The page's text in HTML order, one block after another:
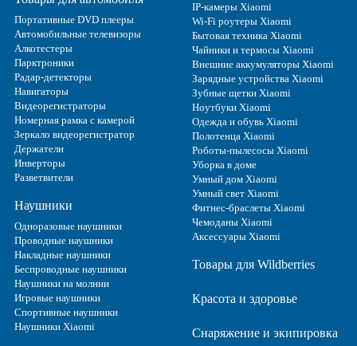
Портативные DVD плееры
Автомобильные телевизоры
Алкотестеры
Парктроники
Радар-детекторы
Навигаторы
Видеорегистраторы
Номерная рамка с камерой
Зеркало видеорегистратор
Держатели
Инверторы
Разветвители
Наушники
Одноразовые наушники
Проводные наушники
Накладные наушники
Беспроводные наушники
Наушники на молнии
Игровые наушники
Спортивные наушники
Наушники Xiaomi
IP-камеры Xiaomi
Wi-Fi роутеры Xiaomi
Бытовая техника Xiaomi
Чайники и термосы Xiaomi
Внешние аккумуляторы Xiaomi
Зарядные устройства Xiaomi
Зубные щетки Xiaomi
Ноутбуки Xiaomi
Одежда и обувь Xiaomi
Полотенца Xiaomi
Роботы-пылесосы Xiaomi
Уборка в доме
Умный дом Xiaomi
Умный свет Xiaomi
Фитнес-браслеты Xiaomi
Чемоданы Xiaomi
Аксессуары Xiaomi
Товары для Wildberries
Красота и здоровье
Снаряжение и экипировка